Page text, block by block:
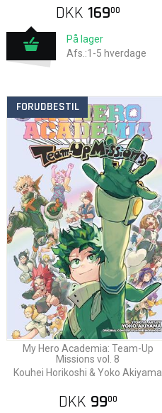
DKK 16900
På lager
Afs.:1-5 hverdage
FORUDBESTIL
My Hero Academia: Team-Up
Missions vol. 8
Kouhei Horikoshi & Yoko Akiyama
DKK 9900